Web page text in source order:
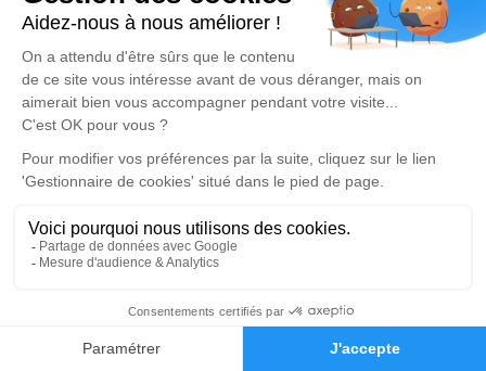
Faire-part Hommages
Un service de plantation d’arbre hommage est
disponible ici.
Je rends hommage
Déroulé des obsèques
disponibles.
Recevoir une alerte par e-mail*